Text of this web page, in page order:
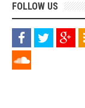
FOLLOW US